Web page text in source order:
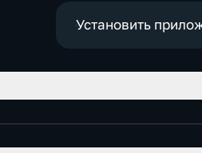
Установить